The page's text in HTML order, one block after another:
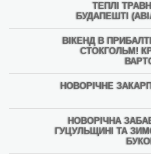
ТЕПЛІ
БУДАПЕШТІ
ВІКЕНД В
СТОКГОЛЬМ!
НОВОРІЧНЕ
НОВОРІЧНА
ГУЦУЛЬЩИНІ ТА